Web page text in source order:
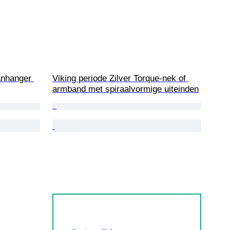
Viking periode Zilver Torque-nek of
armband met spiraalvormige uiteinden